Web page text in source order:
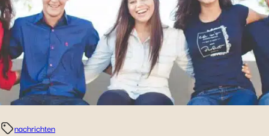
nachrichten